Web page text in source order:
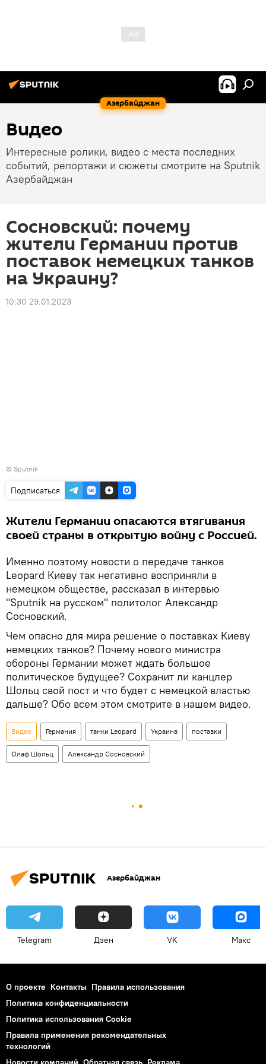
Азербайджан
Видео
Интересные ролики, видео с места последних
событий, репортажи и сюжеты смотрите на Sputnik
Азербайджан
Сосновский: почему
жители Германии против
поставок немецких танков
на Украину?
10:30 29.01.2023
© Sputnik
Подписаться
Жители Германии опасаются втягивания
своей страны в открытую войну с Россией.
Именно поэтому новости о передаче танков
Leopard Киеву так негативно восприняли в
немецком обществе, рассказал в интервью
"Sputnik на русском" политолог Александр
Сосновский.
Чем опасно для мира решение о поставках Киеву
немецких танков? Почему нового министра
обороны Германии может ждать большое
политическое будущее? Сохранит ли канцлер
Шольц свой пост и что будет с немецкой властью
дальше? Обо всем этом смотрите в нашем видео.
Видео Германия танки Leopard Украина поставки
Олаф Шольц Александр Сосновский
Азербайджан
Telegram Дзен VK Макс
О проекте Контакты Правила использования
Политика конфиденциальности
Политика использования Cookie
Правила применения рекомендательных
технологий